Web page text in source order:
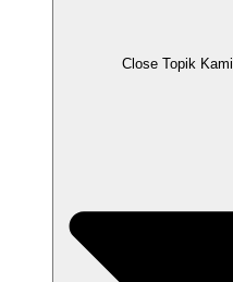
Close Topik Kami